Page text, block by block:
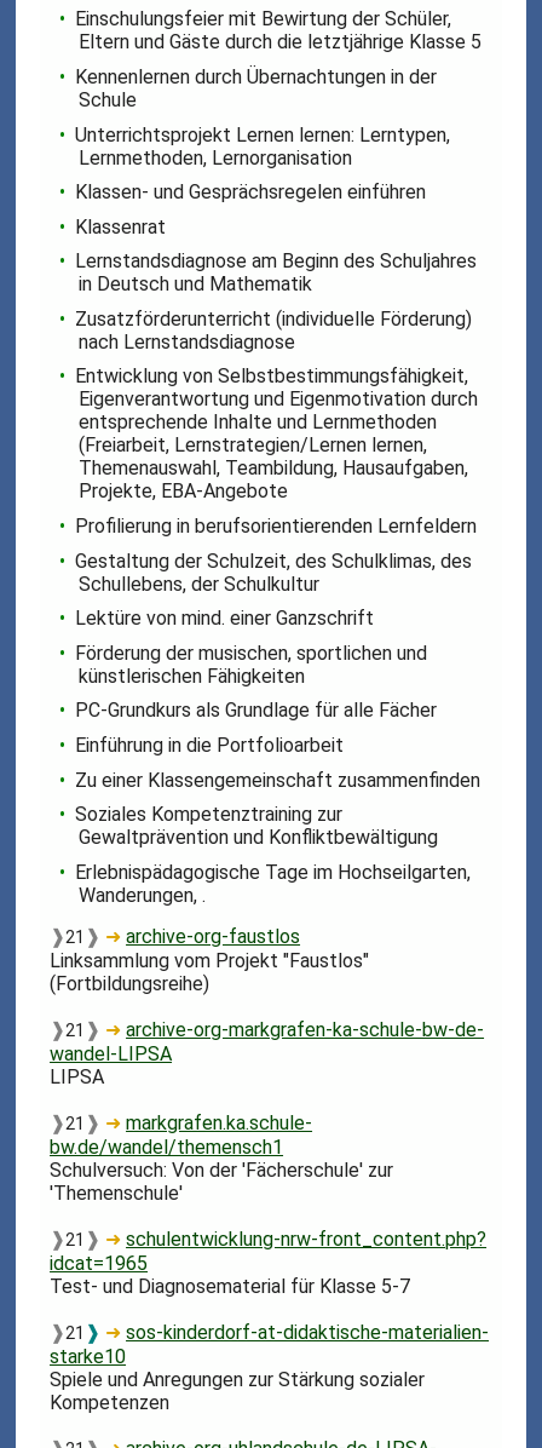
Einschulungsfeier mit Bewirtung der Schüler,
Eltern und Gäste durch die letztjährige Klasse 5
Kennenlernen durch Übernachtungen in der
Schule
Unterrichtsprojekt Lernen lernen: Lerntypen,
Lernmethoden, Lernorganisation
Klassen- und Gesprächsregelen einführen
Klassenrat
Lernstandsdiagnose am Beginn des Schuljahres
in Deutsch und Mathematik
Zusatzförderunterricht (individuelle Förderung)
nach Lernstandsdiagnose
Entwicklung von Selbstbestimmungsfähigkeit,
Eigenverantwortung und Eigenmotivation durch
entsprechende Inhalte und Lernmethoden
(Freiarbeit, Lernstrategien/Lernen lernen,
Themenauswahl, Teambildung, Hausaufgaben,
Projekte, EBA-Angebote
Profilierung in berufsorientierenden Lernfeldern
Gestaltung der Schulzeit, des Schulklimas, des
Schullebens, der Schulkultur
Lektüre von mind. einer Ganzschrift
Förderung der musischen, sportlichen und
künstlerischen Fähigkeiten
PC-Grundkurs als Grundlage für alle Fächer
Einführung in die Portfolioarbeit
Zu einer Klassengemeinschaft zusammenfinden
Soziales Kompetenztraining zur
Gewaltprävention und Konfliktbewältigung
Erlebnispädagogische Tage im Hochseilgarten,
Wanderungen, .
❱21 ❱ ➜archive-org-faustlos
Linksammlung vom Projekt "Faustlos"
(Fortbildungsreihe)
❱21 ❱ ➜archive-org-markgrafen-ka-schule-bw-de-
wandel-LIPSA
LIPSA
❱21 ❱ ➜markgrafen.ka.schule-
bw.de/wandel/themensch1
Schulversuch: Von der 'Fächerschule' zur
'Themenschule'
❱21 ❱ ➜schulentwicklung-nrw-front_content.php?
idcat=1965
Test- und Diagnosematerial für Klasse 5-7
❱21 ❱ ➜sos-kinderdorf-at-didaktische-materialien-
starke10
Spiele und Anregungen zur Stärkung sozialer
Kompetenzen